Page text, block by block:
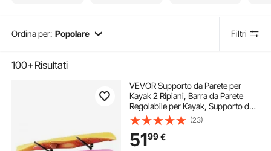
Ordina per: Popolare Filtri
100+Risultati
VEVOR Supporto da Parete per
Kayak 2 Ripiani, Barra da Parete
Regolabile per Kayak, Supporto da
Muro per Deposito Canoe Tavola da
Surf, SUP da Garage per Spiaggia
Mare, Carico max. 90,7 kg
(23)
5199€